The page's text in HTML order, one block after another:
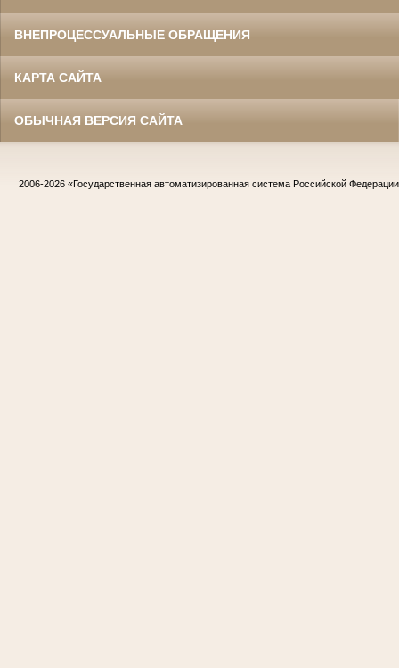
ВНЕПРОЦЕССУАЛЬНЫЕ ОБРАЩЕНИЯ
КАРТА САЙТА
ОБЫЧНАЯ ВЕРСИЯ САЙТА
2006-2026 «Государственная автоматизированная система Российской